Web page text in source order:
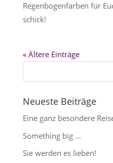
Regenbogenfarben für
schick!
« Ältere Einträge
Neueste Beiträge
Eine ganz besondere
Something big …
Sie werden es lieben!